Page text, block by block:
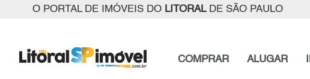
O PORTAL DE IMÓVEIS DO LITORALDE SÃO PAULO
COMPRAR ALUGAR